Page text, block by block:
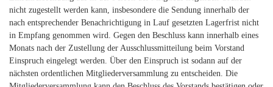
nicht zugestellt werden kann, insbesondere die Sendung innerhalb der
nach entsprechender Benachrichtigung in Lauf gesetzten Lagerfrist nicht
in Empfang genommen wird. Gegen den Beschluss kann innerhalb eines
Monats nach der Zustellung der Ausschlussmitteilung beim Vorstand
Einspruch eingelegt werden. Über den Einspruch ist sodann auf der
nächsten ordentlichen Mitgliederversammlung zu entscheiden. Die